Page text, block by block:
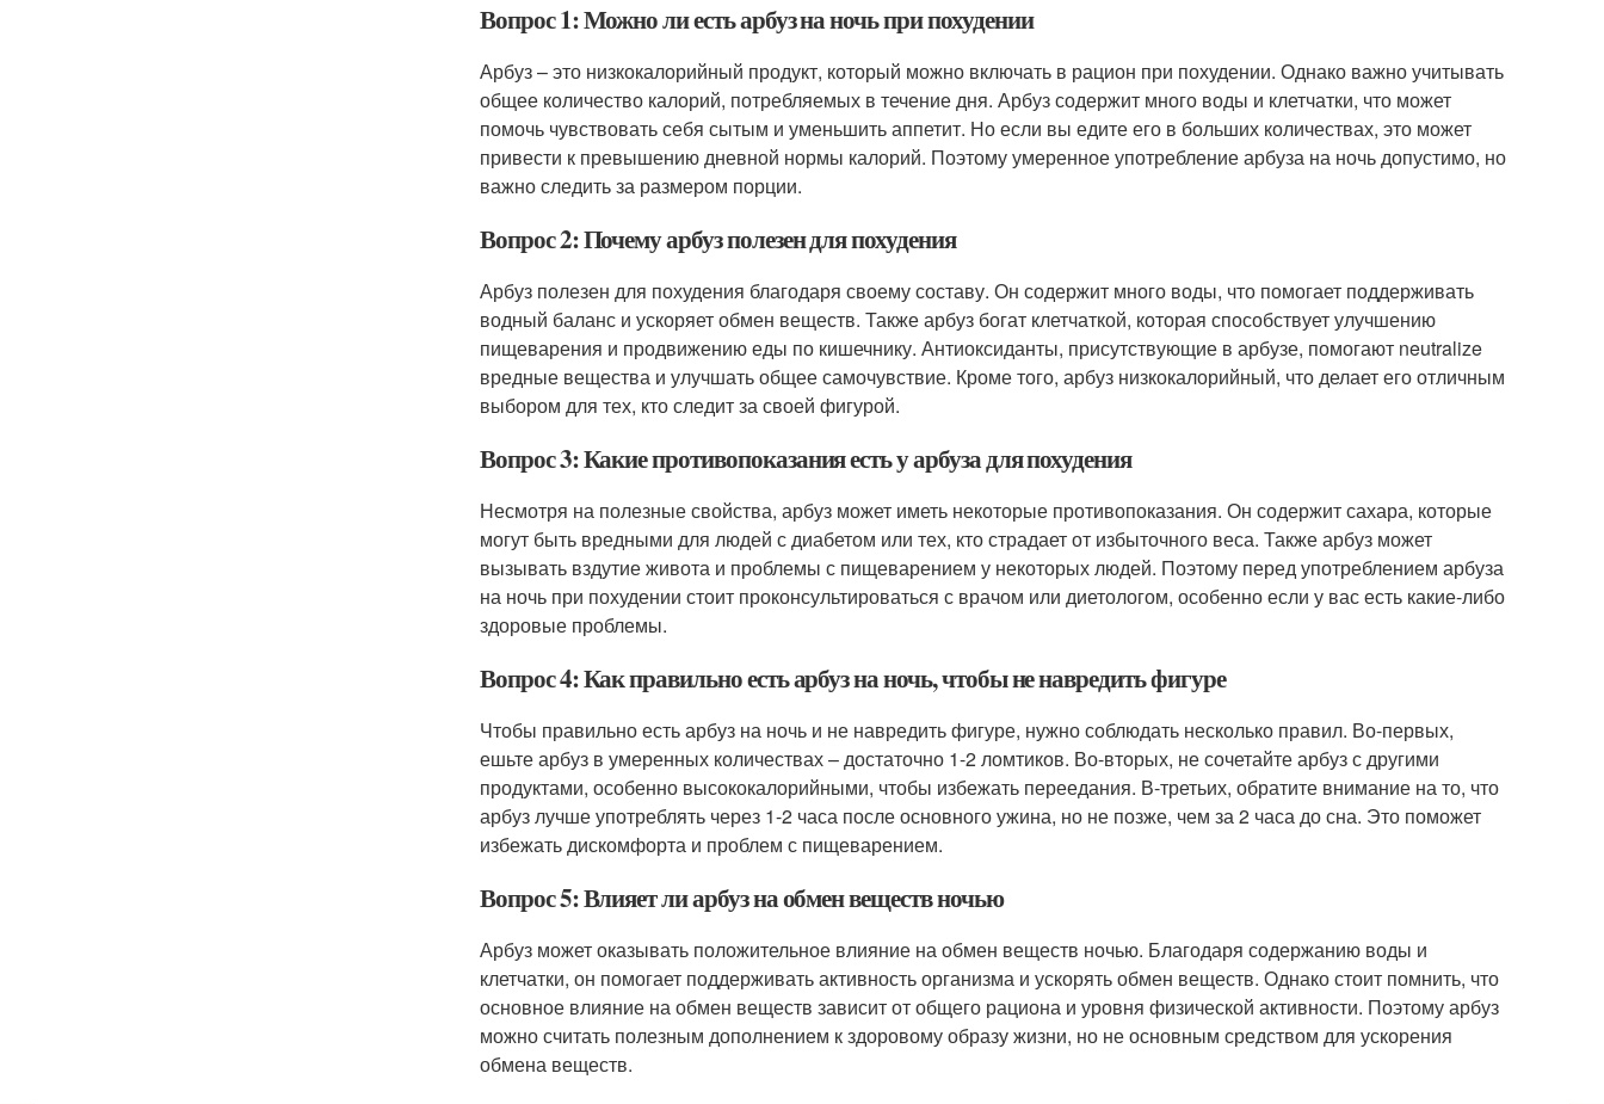
Вопрос 1: Можно ли есть арбуз на ночь при похудении
Арбуз – это низкокалорийный продукт, который можно включать в рацион при похудении. Однако важно учитывать
общее количество калорий, потребляемых в течение дня. Арбуз содержит много воды и клетчатки, что может
помочь чувствовать себя сытым и уменьшить аппетит. Но если вы едите его в больших количествах, это может
привести к превышению дневной нормы калорий. Поэтому умеренное употребление арбуза на ночь допустимо, но
важно следить за размером порции.
Вопрос 2: Почему арбуз полезен для похудения
Арбуз полезен для похудения благодаря своему составу. Он содержит много воды, что помогает поддерживать
водный баланс и ускоряет обмен веществ. Также арбуз богат клетчаткой, которая способствует улучшению
пищеварения и продвижению еды по кишечнику. Антиоксиданты, присутствующие в арбузе, помогают neutralize
вредные вещества и улучшать общее самочувствие. Кроме того, арбуз низкокалорийный, что делает его отличным
выбором для тех, кто следит за своей фигурой.
Вопрос 3: Какие противопоказания есть у арбуза для похудения
Несмотря на полезные свойства, арбуз может иметь некоторые противопоказания. Он содержит сахара, которые
могут быть вредными для людей с диабетом или тех, кто страдает от избыточного веса. Также арбуз может
вызывать вздутие живота и проблемы с пищеварением у некоторых людей. Поэтому перед употреблением арбуза
на ночь при похудении стоит проконсультироваться с врачом или диетологом, особенно если у вас есть какие-либо
здоровые проблемы.
Вопрос 4: Как правильно есть арбуз на ночь, чтобы не навредить фигуре
Чтобы правильно есть арбуз на ночь и не навредить фигуре, нужно соблюдать несколько правил. Во-первых,
ешьте арбуз в умеренных количествах – достаточно 1-2 ломтиков. Во-вторых, не сочетайте арбуз с другими
продуктами, особенно высококалорийными, чтобы избежать переедания. В-третьих, обратите внимание на то, что
арбуз лучше употреблять через 1-2 часа после основного ужина, но не позже, чем за 2 часа до сна. Это поможет
избежать дискомфорта и проблем с пищеварением.
Вопрос 5: Влияет ли арбуз на обмен веществ ночью
Арбуз может оказывать положительное влияние на обмен веществ ночью. Благодаря содержанию воды и
клетчатки, он помогает поддерживать активность организма и ускорять обмен веществ. Однако стоит помнить, что
основное влияние на обмен веществ зависит от общего рациона и уровня физической активности. Поэтому арбуз
можно считать полезным дополнением к здоровому образу жизни, но не основным средством для ускорения
обмена веществ.